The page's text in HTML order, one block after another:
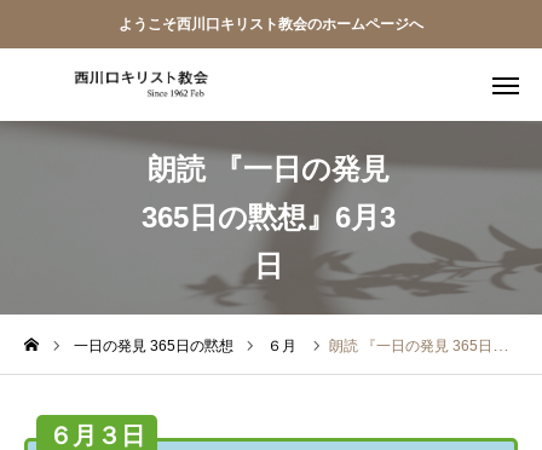
ようこそ西川口キリスト教会のホームページへ
朗読 『一日の発見
365日の黙想』6月3
日
一日の発見 365日の黙想 ６月 朗読 『一日の発見 365日の黙想』6月3日
６月３日
教会員ページ
ようこそ桜並木の教会へ
西川口キリスト教会 信仰告白